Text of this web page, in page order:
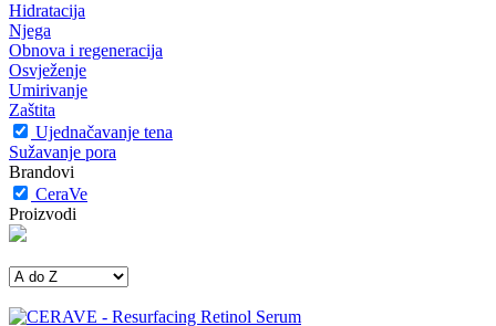
Hidratacija
Njega
Obnova i regeneracija
Osvježenje
Umirivanje
Zaštita
Ujednačavanje tena
Sužavanje pora
Brandovi
CeraVe
Proizvodi